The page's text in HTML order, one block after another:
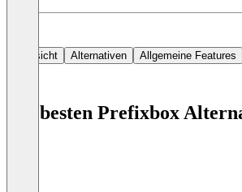
Übersicht Alternativen Allgemeine Features
Die besten Prefixbox